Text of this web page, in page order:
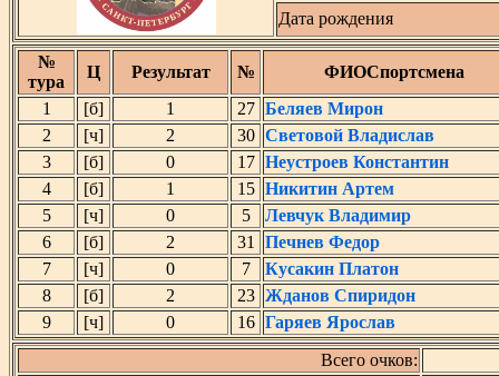
Дата рождения
№
тура
Ц Результат №
ФИОСпортсмена
1
[б] 1 27 Беляев Мирон
2
[ч] 2 30 Световой Владислав
3
[б] 0 17 Неустроев Константин
4
[б] 1 15 Никитин Артем
5
[ч] 0 5
Левчук Владимир
6
[б] 2 31
Печнев Федор
7
[ч] 0 7
Кусакин Платон
8
[б] 2 23 Жданов Спиридон
9
[ч] 0 16 Гаряев Ярослав
Всего очков: